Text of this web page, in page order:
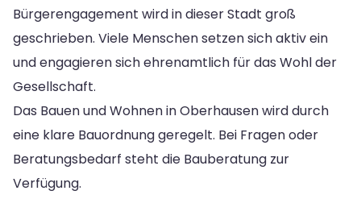
Bürgerengagement wird in dieser Stadt groß
geschrieben. Viele Menschen setzen sich aktiv ein
und engagieren sich ehrenamtlich für das Wohl der
Gesellschaft.
Das Bauen und Wohnen in Oberhausen wird durch
eine klare Bauordnung geregelt. Bei Fragen oder
Beratungsbedarf steht die Bauberatung zur
Verfügung.